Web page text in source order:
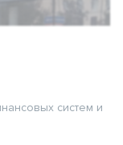
систем и